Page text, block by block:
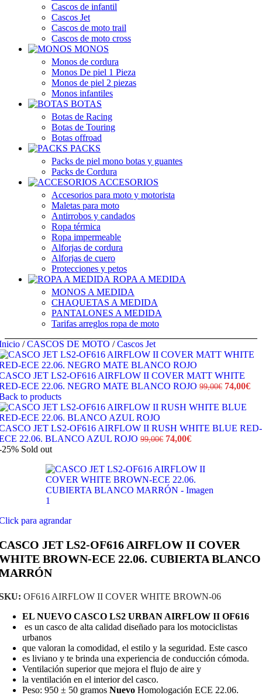
Cascos de infantil
Cascos Jet
Cascos de moto trail
Cascos de moto cross
MONOS
Monos de cordura
Monos De piel 1 Pieza
Monos de piel 2 piezas
Monos infantiles
BOTAS
Botas de Racing
Botas de Touring
Botas offroad
PACKS
Packs de piel mono botas y guantes
Packs de Cordura
ACCESORIOS
Accesorios para moto y motorista
Maletas para moto
Antirrobos y candados
Ropa térmica
Ropa impermeable
Alforjas de cordura
Alforjas de cuero
Protecciones y petos
ROPA A MEDIDA
MONOS A MEDIDA
CHAQUETAS A MEDIDA
PANTALONES A MEDIDA
Tarifas arreglos ropa de moto
/ CASCOS DE MOTO / Cascos Jet
JET LS2-OF616 AIRFLOW II COVER MATT WHITE
ECE 22.06. NEGRO MATE BLANCO ROJO 99,00€ El
original
99,00€.
74,00€El
to products
JET LS2-OF616 AIRFLOW II RUSH WHITE BLUE RED-
22.06. BLANCO AZUL ROJO 99,00€ El
era:
99,00€.
74,00€El
es:
74,00€.
25% Sold out
para agrandar
JET LS2-OF616 AIRFLOW II COVER
BROWN-ECE 22.06. CUBIERTA BLANCO
OF616 AIRFLOW II COVER WHITE BROWN-06
EL NUEVO CASCO LS2 URBAN AIRFLOW II OF616
es un casco de alta calidad diseñado para los motociclistas
urbanos
que valoran la comodidad, el estilo y la seguridad. Este casco
es liviano y te brinda una experiencia de conducción cómoda.
Ventilación superior que mejora el flujo de aire y
la ventilación en el interior del casco.
Peso: 950 ± 50 gramos Nuevo Homologación ECE 22.06.